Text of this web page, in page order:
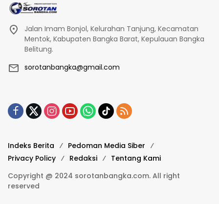
Jalan Imam Bonjol, Kelurahan Tanjung, Kecamatan
Mentok, Kabupaten Bangka Barat, Kepulauan Bangka
Belitung.
sorotanbangka@gmail.com
Indeks Berita
Pedoman Media Siber
Privacy Policy
Redaksi
Tentang Kami
Copyright @ 2024 sorotanbangka.com. All right
reserved